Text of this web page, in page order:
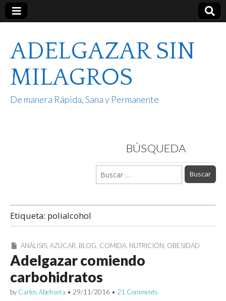
ADELGAZAR SIN
MILAGROS
De manera Rápida, Sana y Permanente
BÚSQUEDA
Buscar:
Etiqueta: polialcohol
ANÁLISIS,AZÚCAR, BLOG, COMIDA, NUTRICIÓN, OBESIDAD
Adelgazar comiendo
carbohidratos
by Carlos Abehsera • 29/11/2016 • 21 Comments